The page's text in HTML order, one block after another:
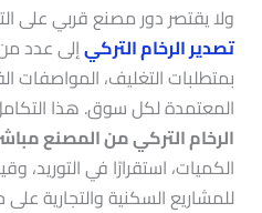
ولا يقتصر دور مصنع قربي على
تصدير الرخام التركيإلى عدد من
بمتطلبات التغليف، المواصفات
المعتمدة لكل سوق. هذا التكامل
الرخام التركي من المصنع
الكميات، استقرارًا في التوريد،
للمشاريع السكنية والتجارية